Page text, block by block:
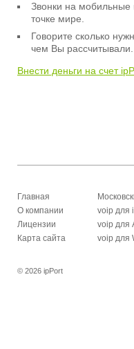
Звонки на
точке мире.
Говорите сколько
чем Вы рассчитывали.
Внести деньги на счет
Главная
О компании
Лицензии
Карта сайта
voip для
voip для
voip для
© 2026 ipPort